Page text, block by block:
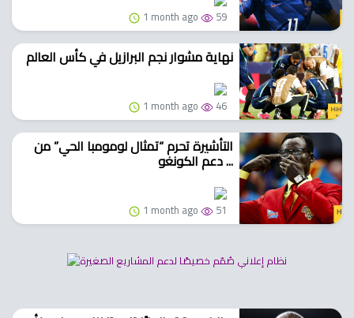
1 month ago 59
نهاية مشوار نجم البرازيل في كأس العالم
1 month ago 46
التأشيرة تحرم “تمثال لومومبا الحي” من
دعم الكونغو ...
1 month ago 51